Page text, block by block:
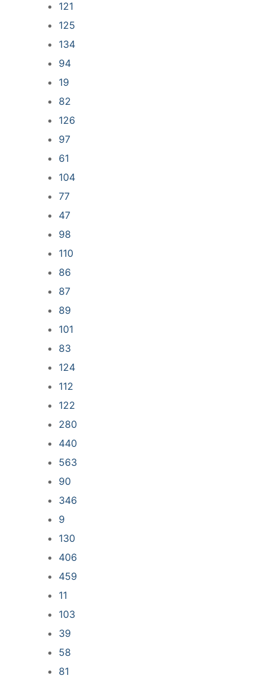
121
125
134
94
19
82
126
97
61
104
77
47
98
110
86
87
89
101
83
124
112
122
280
440
563
90
346
9
130
406
459
11
103
39
58
81